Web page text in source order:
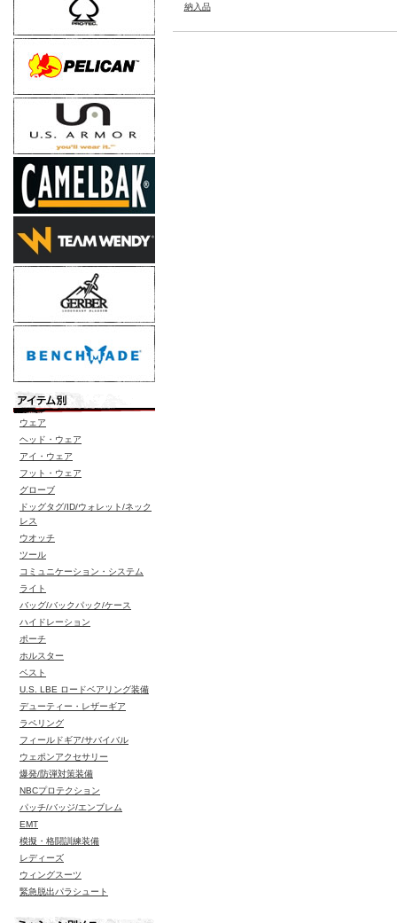
納入品
ウェア
ヘッド・ウェア
アイ・ウェア
フット・ウェア
グローブ
ドッグタグ/ID/ウォレット/ネック
レス
ウオッチ
ツール
コミュニケーション・システム
ライト
バッグ/バックパック/ケース
ハイドレーション
ポーチ
ホルスター
ベスト
U.S. LBE ロードベアリング装備
デューティー・レザーギア
ラペリング
フィールドギア/サバイバル
ウェポンアクセサリー
爆発/防弾対策装備
NBCプロテクション
パッチ/バッジ/エンブレム
EMT
模擬・格闘訓練装備
レディーズ
ウィングスーツ
緊急脱出パラシュート